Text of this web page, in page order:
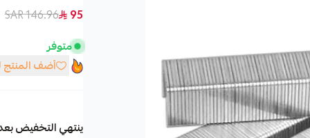
95
146.96 SAR
متوفر
أضف
ينتهي التخفيض